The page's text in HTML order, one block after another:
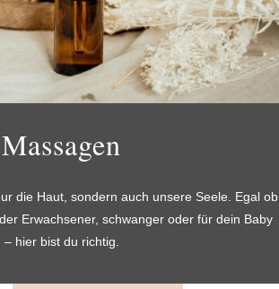
Massagen
die Haut, sondern auch unsere Seele. Egal ob
Erwachsener, schwanger oder für dein Baby
– hier bist du richtig.